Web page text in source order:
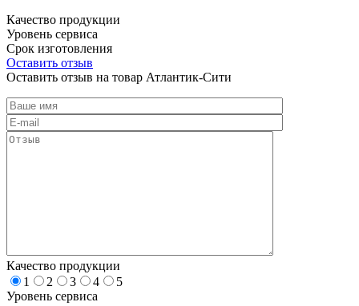
Качество продукции
Уровень сервиса
Срок изготовления
Оставить отзыв
Оставить отзыв на товар Атлантик-Сити
Качество продукции
1
2 3 4
5
Уровень сервиса